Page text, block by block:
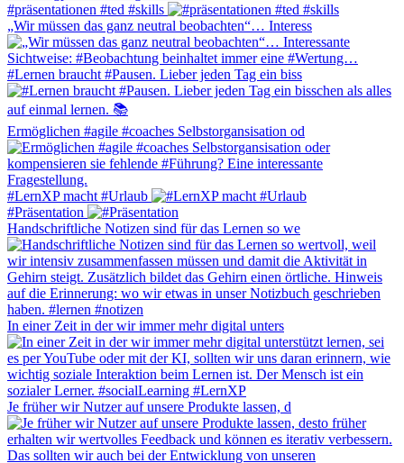
#präsentationen #ted #skills
„Wir müssen das ganz neutral beobachten“… Interess
#Lernen braucht #Pausen. Lieber jeden Tag ein biss
Ermöglichen #agile #coaches Selbstorgansisation od
#LernXP macht #Urlaub
#Präsentation
Handschriftliche Notizen sind für das Lernen so we
In einer Zeit in der wir immer mehr digital unters
Je früher wir Nutzer auf unsere Produkte lassen, d